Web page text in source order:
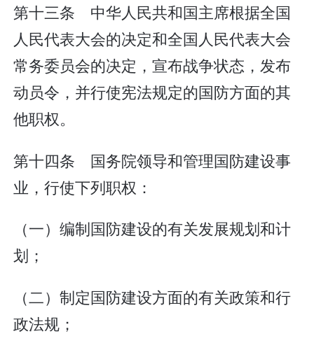
第十三条 中华人民共和国主席根据全国
人民代表大会的决定和全国人民代表大会
常务委员会的决定，宣布战争状态，发布
动员令，并行使宪法规定的国防方面的其
他职权。
第十四条 国务院领导和管理国防建设事
业，行使下列职权：
（一）编制国防建设的有关发展规划和计
划；
（二）制定国防建设方面的有关政策和行
政法规；